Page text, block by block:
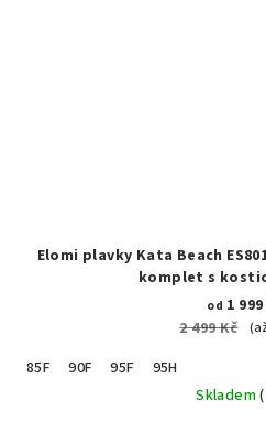
Elomi plavky Kata Beach
komplet s
od 1
2 499 Kč
85F 90F 95F
95H
Skladem